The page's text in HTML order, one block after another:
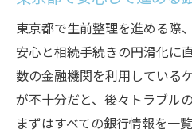
東京都で生前整理を進める際
安心と相続手続きの円滑化に
数の金融機関を利用している
が不十分だと、後々トラブル
まずはすべての銀行情報を一